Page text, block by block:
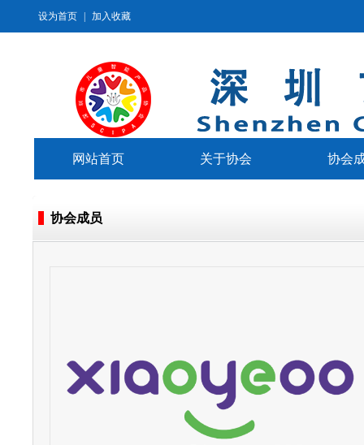
设为首页 加入收藏
网站首页 关于协会 协会
协会成员